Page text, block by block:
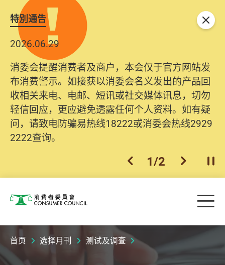
特別通告
2026.06.29
消委会提醒消费者及商户，本会仅于官方网站发
布消费警示。如接获以消委会名义发出的产品回
收相关来电、电邮、短讯或社交媒体讯息，切勿
轻信回应，更应避免透露任何个人资料。如有疑
问，请致电防骗易热线18222或消委会热线2929
2222查询。
上一个
1/2 下一个开
关闭
消费者委员会 目
首页 选择月刊 测试及调查